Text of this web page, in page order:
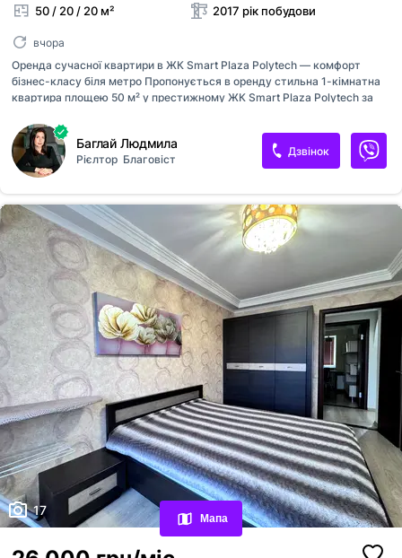
Контакти
Обрані оголошення
Переглянуті оголошення
50 / 20 / 20 м²
2017 рік побудови
вчора
Оренда сучасної квартири в ЖК Smart Plaza Polytech — комфорт
бізнес-класу біля метро Пропонується в оренду стильна 1-кімнатна
квартира площею 50 м² у престижному ЖК Smart Plaza Polytech за
23 поверсі 25-поверхового будинку та відкриває чудові панорамні
краєвиди на місто. Інтер’єр виконаний за авторським проєктом із
використанням якісних матеріалів, меблів та сантехніки. Простір
продуманий до дрібниць для максимально комфортного проживання.
Планування: • простора кухня-вітальня; • окрема спальня з
двоспальним ліжком; • гардеробна в спальні; • додаткова гардеробна
в коридорі; • суміжний санвузол з теплою підлогою Квартира
повністю...
Баглай Людмила
Рієлтор Благовіст
Дзвінок
17
Мапа